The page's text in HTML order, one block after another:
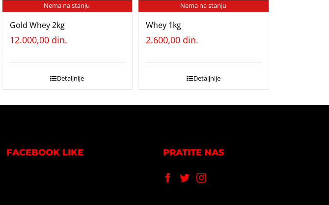
Nema na stanju
Gold Whey 2kg
12.000,00 din.
Detaljnije
Nema na stanju
Whey 1kg
2.600,00 din.
Detaljnije
FACEBOOK LIKE PRATITE NAS